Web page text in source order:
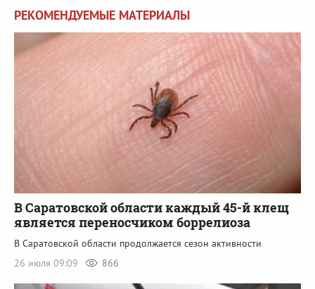
РЕКОМЕНДУЕМЫЕ МАТЕРИАЛЫ
В Саратовской области каждый 45-й клещ
является переносчиком боррелиоза
В Саратовской области продолжается сезон активности
26 июля 09:09
866